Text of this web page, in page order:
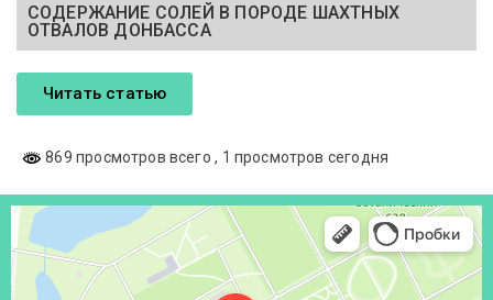
СОДЕРЖАНИЕ СОЛЕЙ В ПОРОДЕ ШАХТНЫХ
ОТВАЛОВ ДОНБАССА
Читать статью
869 просмотров всего, 1 просмотров сегодня
Донецк
Проспект Ильича, 110 — Яндекс Карты